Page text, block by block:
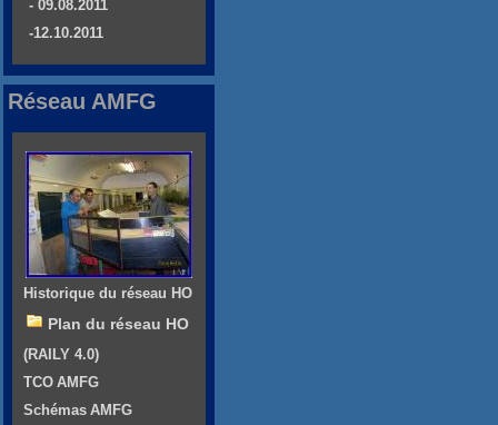
- 09.08.2011
-12.10.2011
Réseau AMFG
Historique du réseau HO
Plan du réseau HO
(RAILY 4.0)
TCO AMFG
Schémas AMFG